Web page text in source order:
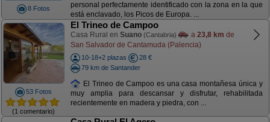
8 Fotos
personal perfectamente identificado con la zona en la que
está enclavado, los Picos de Europa. ...
53 Fotos
(1 comentario)
El Trineo de Campoo
Casa Rural en Suano (Cantabria) a 23,8 km de
San Salvador de Cantamuda (Palencia)
10-18+2 plazas
28 €
79 km de Santander
El Trineo de Campoo es una casa montañesa única y
muy amplia para descansar y disfrutar, rehabilitada
recientemente en madera y piedra, con ...